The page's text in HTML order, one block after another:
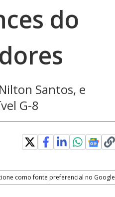
do
Santos, e
G-8
como fonte preferencial no Google